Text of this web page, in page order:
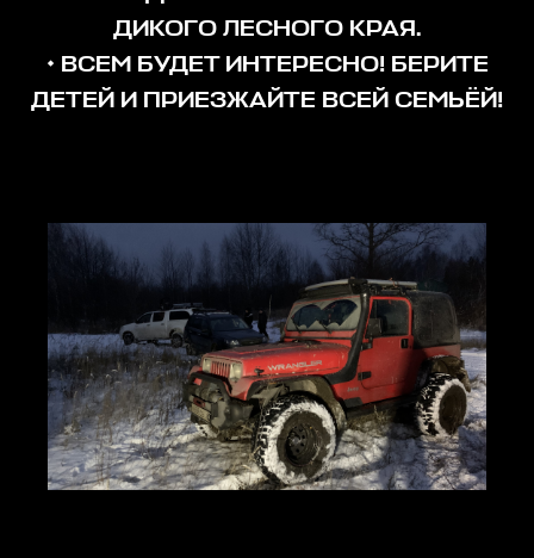
ДИКОГО ЛЕСНОГО КРАЯ.
• ВСЕМ БУДЕТ ИНТЕРЕСНО! БЕРИТЕ
ДЕТЕЙ И ПРИЕЗЖАЙТЕ ВСЕЙ СЕМЬЁЙ!